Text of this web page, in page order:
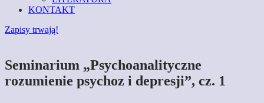
KONTAKT
Zapisy trwają!
Seminarium „Psychoanalityczne
rozumienie psychoz i depresji”, cz. 1